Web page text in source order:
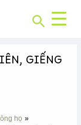
Search
GIẾNG
họ